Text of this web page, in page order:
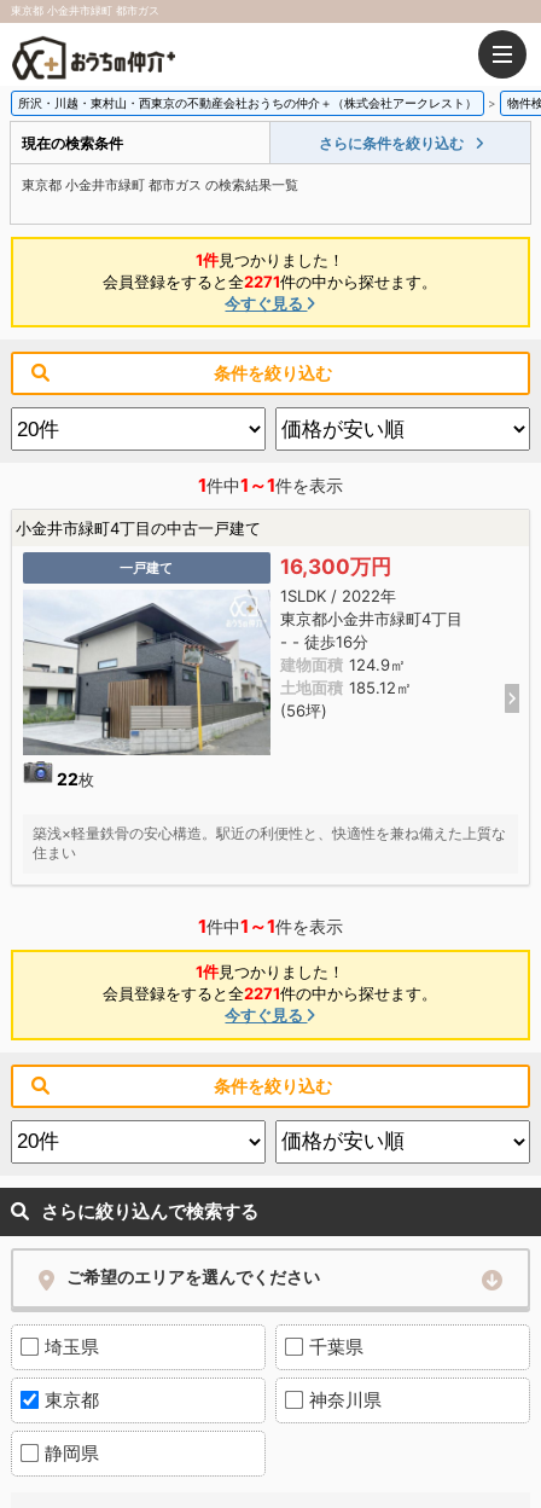
東京都 小金井市緑町 都市ガス
所沢・川越・東村山・西東京の不動産会社おうちの仲介＋（株式会社アークレスト） 物件
現在の検索条件 さらに条件を絞り込む
東京都 小金井市緑町 都市ガス の検索結果一覧
1件見つかりました！
会員登録をすると全2271件の中から探せます。
今すぐ見る
条件を絞り込む
1件中1～1件を表示
小金井市緑町4丁目の中古一戸建て
一戸建て
22枚
16,300万円
1SLDK / 2022年
東京都小金井市緑町4丁目
- - 徒歩16分
建物面積 124.9㎡
土地面積 185.12㎡
(56坪)
築浅×軽量鉄骨の安心構造。駅近の利便性と、快適性を兼ね備えた上質な
住まい
1件中1～1件を表示
1件見つかりました！
会員登録をすると全2271件の中から探せます。
今すぐ見る
条件を絞り込む
さらに絞り込んで検索する
ご希望のエリアを選んでください
埼玉県 千葉県
東京都 神奈川県
静岡県